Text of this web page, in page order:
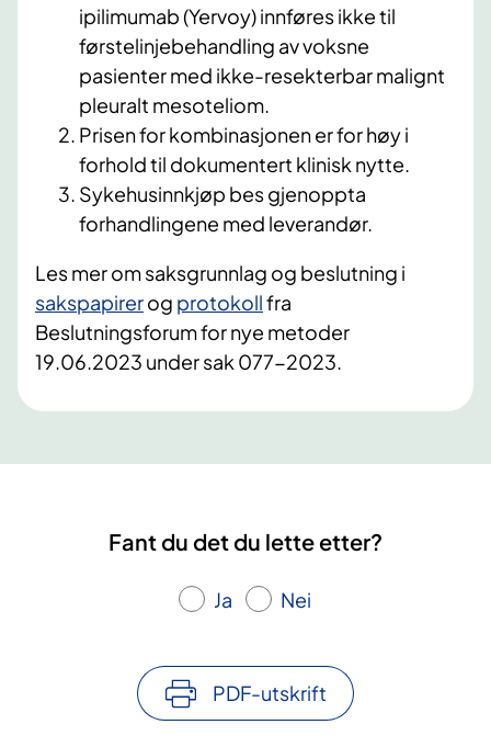
ipilimumab (Yervoy) innføres ikke til
førstelinjebehandling av voksne
pasienter med ikke-resekterbar malignt
pleuralt mesoteliom.
Prisen for kombinasjonen er for høy i
forhold til dokumentert klinisk nytte.
Sykehusinnkjøp bes gjenoppta
forhandlingene med leverandør.
Les mer om saksgrunnlag og beslutning i
sakspapirerog protokollfra
Beslutningsforum for nye metoder
19.06.2023 under sak 077-2023.
Fant du det du lette etter?
Ja Nei
PDF-utskrift